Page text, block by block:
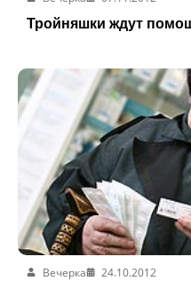
Тройняшки ждут
Вечерка
24.10.2012